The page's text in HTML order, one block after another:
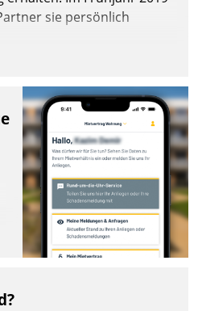
sie persönlich